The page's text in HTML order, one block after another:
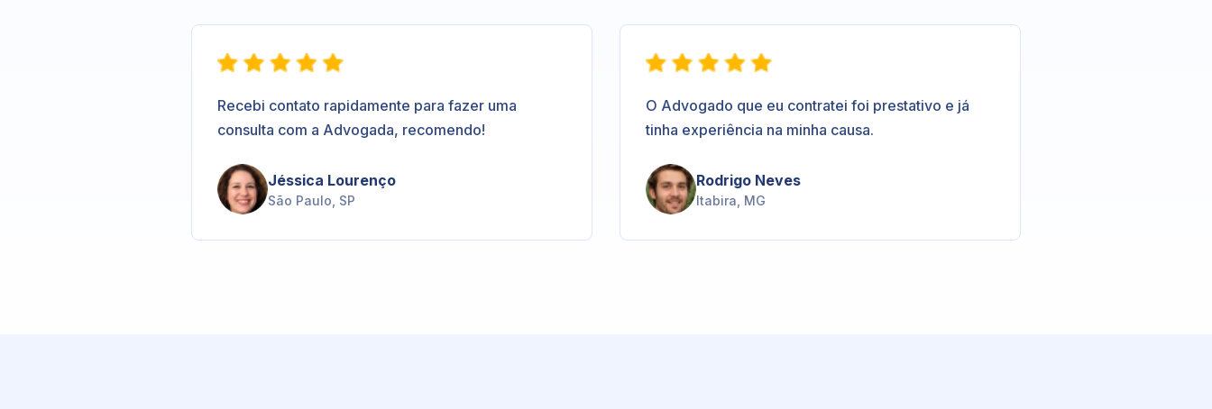
Recebi contato rapidamente para fazer uma
consulta com a Advogada, recomendo!
Jéssica Lourenço
São Paulo, SP
O Advogado que eu contratei foi prestativo e já
tinha experiência na minha causa.
Rodrigo Neves
Itabira, MG